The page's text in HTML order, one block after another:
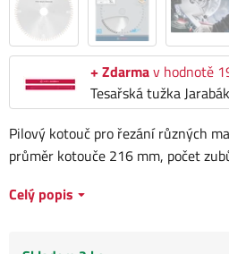
+ Zdarmav hodnotě
Tesařská tužka Jarabák
Pilový kotouč pro řezání různých
průměr kotouče 216 mm, počet
Celý popis